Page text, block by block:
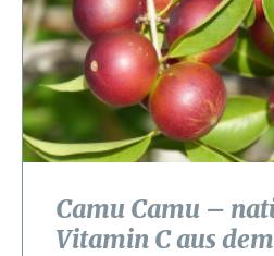
Camu Camu –
Vitamin C aus